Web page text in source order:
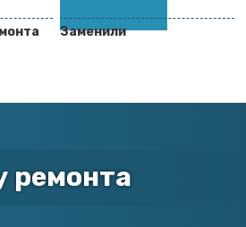
Заменили
ремонта